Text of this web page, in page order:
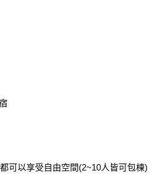
可以享受自由空間(2~10人皆可包棟)